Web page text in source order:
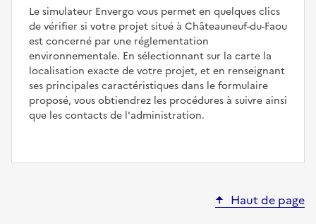
Le simulateur Envergo vous permet en quelques clics
de vérifier si votre projet situé à Châteauneuf-du-Faou
est concerné par une réglementation
environnementale. En sélectionnant sur la carte la
localisation exacte de votre projet, et en renseignant
ses principales caractéristiques dans le formulaire
proposé, vous obtiendrez les procédures à suivre ainsi
que les contacts de l'administration.
Haut de page